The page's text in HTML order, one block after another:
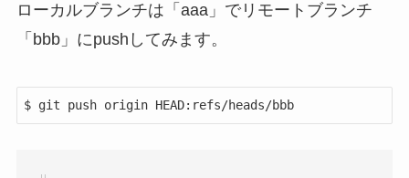
ローカルブランチは「aaa」でリモートブランチ
「bbb」にpushしてみます。
$ git push origin HEAD:refs/heads/bbb